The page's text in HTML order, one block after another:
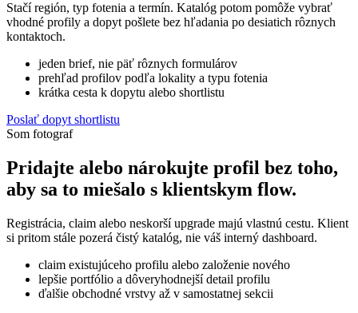
Stačí región, typ fotenia a termín. Katalóg potom pomôže vybrať
vhodné profily a dopyt pošlete bez hľadania po desiatich rôznych
kontaktoch.
jeden brief, nie päť rôznych formulárov
prehľad profilov podľa lokality a typu fotenia
krátka cesta k dopytu alebo shortlistu
Poslať dopyt shortlistu
Som fotograf
Pridajte alebo nárokujte profil bez toho,
aby sa to miešalo s klientskym flow.
Registrácia, claim alebo neskorší upgrade majú vlastnú cestu. Klient
si pritom stále pozerá čistý katalóg, nie váš interný dashboard.
claim existujúceho profilu alebo založenie nového
lepšie portfólio a dôveryhodnejší detail profilu
ďalšie obchodné vrstvy až v samostatnej sekcii